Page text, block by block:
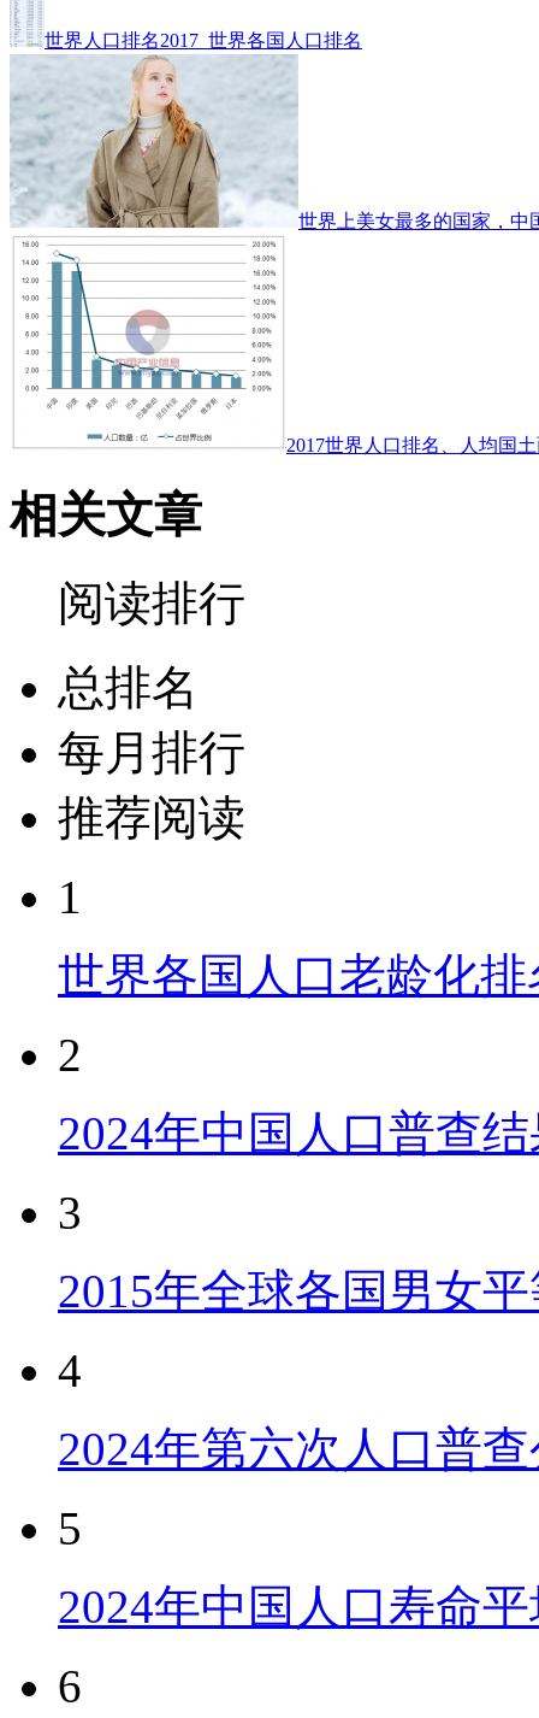
世界人口排名2017_世界各国人口排名
世界上美女最多的国家，中
2017世界人口排名、人均国
相关文章
阅读排行
总排名
每月排行
推荐阅读
1
世界各国人口老龄化
2
2024年中国人口普查
3
2015年全球各国男女
4
2024年第六次人口普
5
2024年中国人口寿命
6